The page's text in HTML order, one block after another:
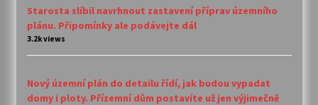
Starosta slíbil navrhnout zastavení příprav územního
plánu. Připomínky ale podávejte dál
3.2k views
Nový územní plán do detailu řídí, jak budou vypadat
domy i ploty. Přízemní dům postavíte už jen výjimečně